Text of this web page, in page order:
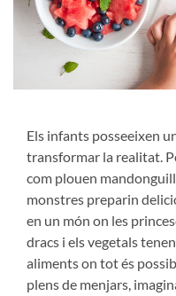
Els infants posseeixen
transformar la realitat.
com plouen
monstres preparin
en un món on les
dracs i els vegetals
aliments on tot és
plens de menjars,